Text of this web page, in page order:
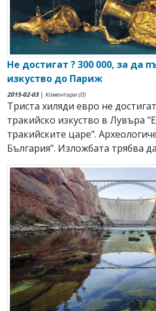
Не достигат ? 300 000, за да
изкуство до Париж
2015-02-03| Коментари (0)
Триста хиляди евро не
тракийско изкуство в Лувъра
тракийските царе".
България". Изложбата трябва